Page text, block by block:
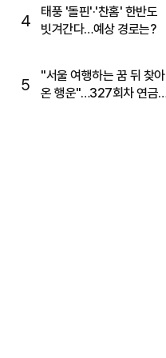
4
태풍 '돌핀'·'찬홈' 한반도
빗겨간다…예상 경로는?
5
"서울 여행하는 꿈 뒤 찾아
온 행운"…327회차 연금